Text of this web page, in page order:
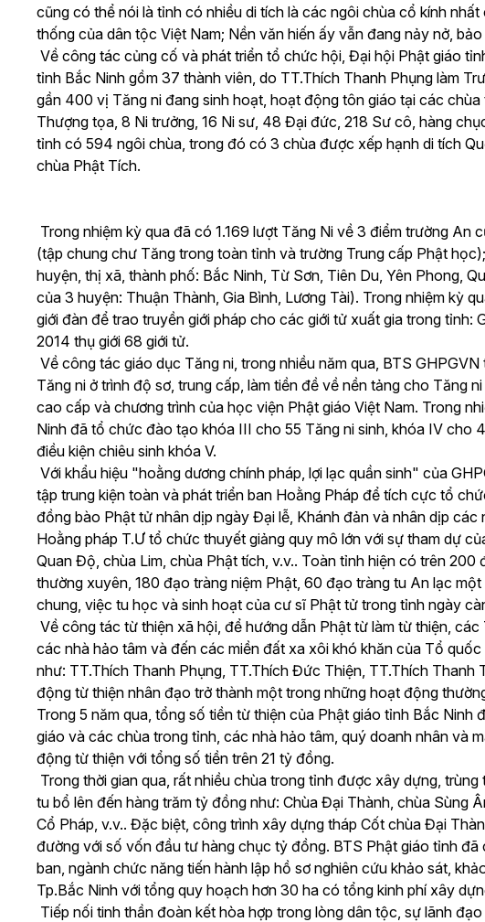
cũng có thể nói là tỉnh có nhiều di tích là các ngôi chùa cổ kính
thống của dân tộc Việt Nam; Nền văn hiến ấy vẫn đang nảy nở,
Về công tác củng cố và phát triển tổ chức hội, Đại hội Phật giáo
tỉnh Bắc Ninh gồm 37 thành viên, do TT.Thích Thanh Phụng làm
gần 400 vị Tăng ni đang sinh hoạt, hoạt động tôn giáo tại các
Thượng tọa, 8 Ni trưởng, 16 Ni sư, 48 Đại đức, 218 Sư cô, hàng
tỉnh có 594 ngôi chùa, trong đó có 3 chùa được xếp hạnh di tích
chùa Phật Tích.
Trong nhiệm kỳ qua đã có 1.169 lượt Tăng Ni về 3 điểm trường An
(tập chung chư Tăng trong toàn tỉnh và trường Trung cấp Phật
huyện, thị xã, thành phố: Bắc Ninh, Từ Sơn, Tiên Du, Yên Phong,
của 3 huyện: Thuận Thành, Gia Bình, Lương Tài). Trong nhiệm kỳ
giới đàn để trao truyền giới pháp cho các giới tử xuất gia trong tỉnh:
2014 thụ giới 68 giới tử.
Về công tác giáo dục Tăng ni, trong nhiều năm qua, BTS
Tăng ni ở trình độ sơ, trung cấp, làm tiền đề về nền tảng cho Tăng
cao cấp và chương trình của học viện Phật giáo Việt Nam. Trong
Ninh đã tổ chức đào tạo khóa III cho 55 Tăng ni sinh, khóa IV cho
điều kiện chiêu sinh khóa V.
Với khẩu hiệu "hoằng dương chính pháp, lợi lạc quần sinh" của
tập trung kiện toàn và phát triển ban Hoằng Pháp để tích cực tổ
đồng bào Phật tử nhân dịp ngày Đại lễ, Khánh đản và nhân dịp
Hoằng pháp T.Ư tổ chức thuyết giảng quy mô lớn với sự tham dự
Quan Độ, chùa Lim, chùa Phật tích, v.v.. Toàn tỉnh hiện có trên
thường xuyên, 180 đạo tràng niệm Phật, 60 đạo tràng tu An lạc
chung, việc tu học và sinh hoạt của cư sĩ Phật tử trong tỉnh ngày
Về công tác từ thiện xã hội, để hướng dẫn Phật từ làm từ thiện,
các nhà hảo tâm và đến các miền đất xa xôi khó khăn của Tổ
như: TT.Thích Thanh Phụng, TT.Thích Đức Thiện, TT.Thích Thanh
động từ thiện nhân đạo trở thành một trong những hoạt động
Trong 5 năm qua, tổng số tiền từ thiện của Phật giáo tỉnh Bắc Ninh
giáo và các chùa trong tỉnh, các nhà hảo tâm, quý doanh nhân và
động từ thiện với tổng số tiền trên 21 tỷ đồng.
Trong thời gian qua, rất nhiều chùa trong tỉnh được xây dựng,
tu bổ lên đến hàng trăm tỷ đồng như: Chùa Đại Thành, chùa Sùng
Cổ Pháp, v.v.. Đặc biệt, công trình xây dựng tháp Cốt chùa Đại
đường với số vốn đầu tư hàng chục tỷ đồng. BTS Phật giáo tỉnh
ban, ngành chức năng tiến hành lập hồ sơ nghiên cứu khảo sát,
Tp.Bắc Ninh với tổng quy hoạch hơn 30 ha có tổng kinh phí xây
Tiếp nối tinh thần đoàn kết hòa hợp trong lòng dân tộc, sự lãnh